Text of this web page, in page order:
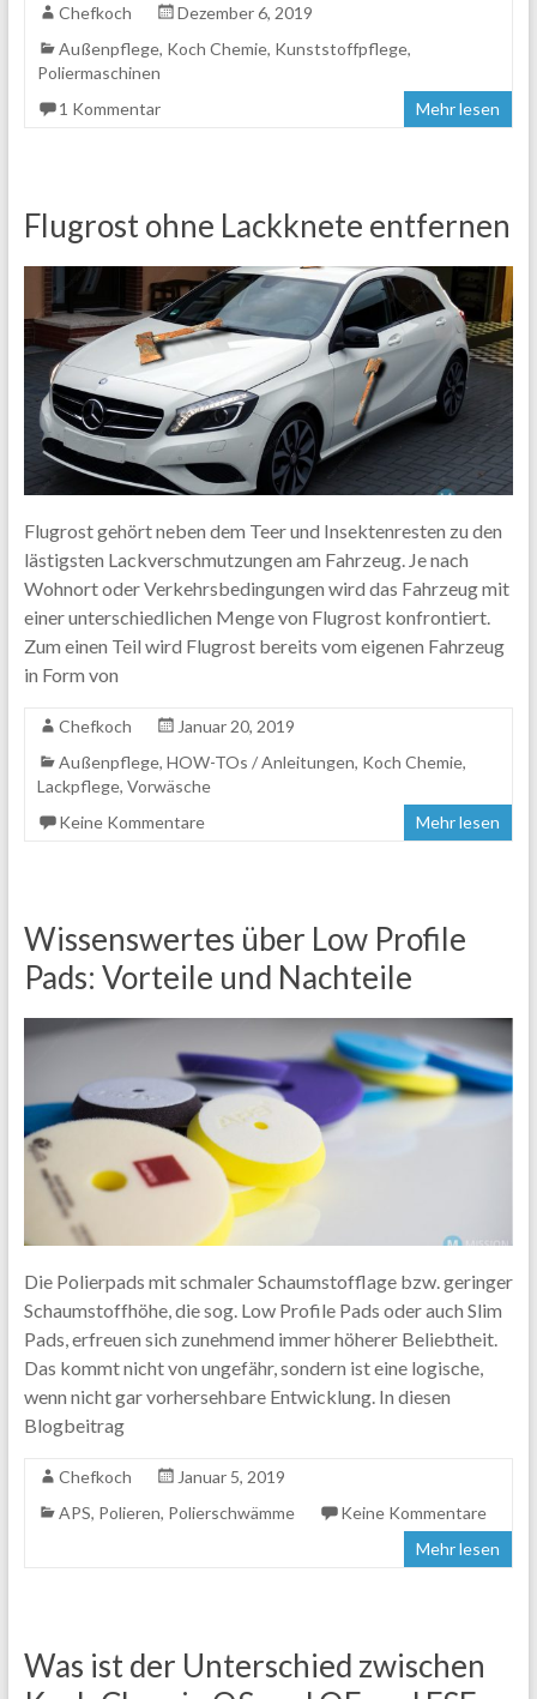
Chefkoch
Dezember 6, 2019
Außenpflege, Koch Chemie, Kunststoffpflege,
Poliermaschinen
1 Kommentar
Mehr lesen
Flugrost ohne Lackknete entfernen
Flugrost gehört neben dem Teer und Insektenresten zu den
lästigsten Lackverschmutzungen am Fahrzeug. Je nach
Wohnort oder Verkehrsbedingungen wird das Fahrzeug mit
einer unterschiedlichen Menge von Flugrost konfrontiert.
Zum einen Teil wird Flugrost bereits vom eigenen Fahrzeug
in Form von
Chefkoch
Januar 20, 2019
Außenpflege, HOW-TOs / Anleitungen, Koch Chemie,
Lackpflege, Vorwäsche
Keine Kommentare
Mehr lesen
Wissenswertes über Low Profile
Pads: Vorteile und Nachteile
Die Polierpads mit schmaler Schaumstofflage bzw. geringer
Schaumstoffhöhe, die sog. Low Profile Pads oder auch Slim
Pads, erfreuen sich zunehmend immer höherer Beliebtheit.
Das kommt nicht von ungefähr, sondern ist eine logische,
wenn nicht gar vorhersehbare Entwicklung. In diesen
Blogbeitrag
Chefkoch
Januar 5, 2019
APS, Polieren, Polierschwämme
Keine Kommentare
Mehr lesen
Was ist der Unterschied zwischen